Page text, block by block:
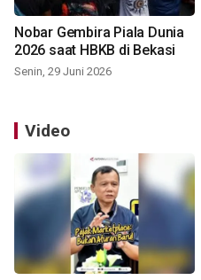
Nobar Gembira Piala Dunia
2026 saat HBKB di Bekasi
Senin, 29 Juni 2026
Video